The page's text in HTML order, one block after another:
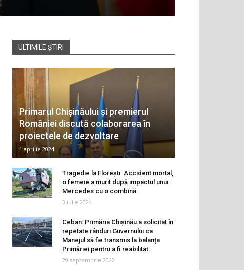
ULTIMILE ȘTIRI
Primarul Chișinăului și premierul
României discută colaborarea în
proiectele de dezvoltare
1 aprilie 2024
Tragedie la Florești: Accident mortal,
o femeie a murit după impactul unui
Mercedes cu o combină
3 iulie 2024
Ceban: Primăria Chișinău a solicitat în
repetate rânduri Guvernului ca
Manejul să fie transmis la balanța
Primăriei pentru a fi reabilitat
29 septembrie 2022